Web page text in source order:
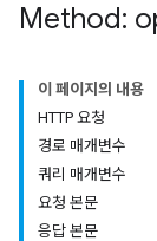
Method:
이 페이지의 내용
HTTP 요청
경로 매개변수
쿼리 매개변수
요청 본문
응답 본문